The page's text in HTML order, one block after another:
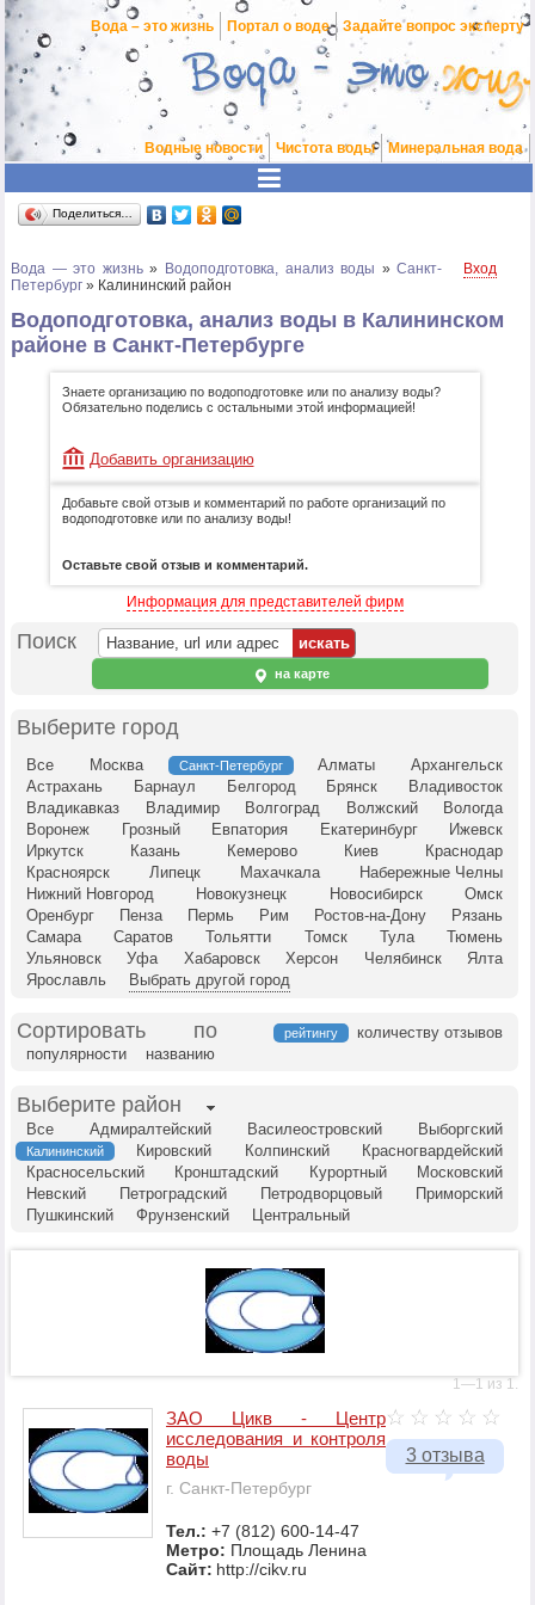
Вода – это жизнь Портал о воде Задайте вопрос эксперту
Водные новости Чистота воды Минеральная вода
Поделиться…
Вода — это жизнь» Водоподготовка, анализ воды »Санкт-
Петербург » Калининский район
Вход
Водоподготовка, анализ воды в Калининском
районе в Санкт-Петербурге
Знаете организацию по водоподготовке или по анализу воды?
Обязательно поделись с остальными этой информацией!
Добавить организацию
Добавьте свой отзыв и комментарий по работе организаций по
водоподготовке или по анализу воды!
Оставьте свой отзыв и комментарий.
Информация для представителей фирм
Поиск
на карте
Выберите город
Все Москва Санкт-Петербург Алматы
Архангельск
Астрахань
Барнаул Белгород Брянск
Владивосток
Владикавказ
Владимир Волгоград Волжский
Вологда
Воронеж
Грозный Евпатория Екатеринбург
Ижевск
Иркутск
Казань Кемерово Киев
Краснодар
Красноярск
Липецк Махачкала
Набережные Челны
Нижний Новгород
Новокузнецк Новосибирск
Омск
Оренбург
Пенза Пермь Рим Ростов-на-Дону
Рязань
Самара
Саратов Тольятти Томск Тула
Тюмень
Ульяновск
Уфа Хабаровск Херсон Челябинск
Ялта
Ярославль
Выбрать другой город
Сортировать по рейтингу
количеству отзывов
популярности
названию
Выберите район
Все Адмиралтейский Василеостровский Выборгский
Калининский Кировский Колпинский
Красногвардейский
Красносельский
Кронштадский Курортный
Московский
Невский
Петроградский Петродворцовый
Приморский
Пушкинский
Фрунзенский Центральный
1—1 из 1.
3 отзыва
ЗАО Цикв - Центр
исследования и контроля
воды
г. Санкт-Петербург
Тел.: +7 (812) 600-14-47
Метро: Площадь Ленина
Сайт: http://cikv.ru